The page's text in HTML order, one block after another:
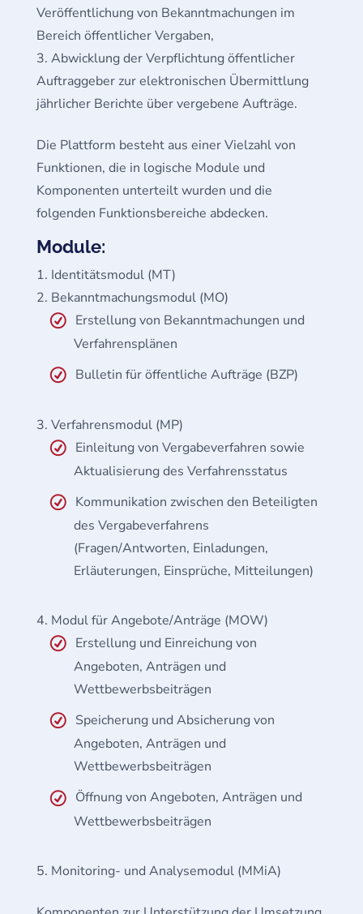
Veröffentlichung von Bekanntmachungen im
Bereich öffentlicher Vergaben,
Abwicklung der Verpflichtung öffentlicher
Auftraggeber zur elektronischen Übermittlung
jährlicher Berichte über vergebene Aufträge.
Die Plattform besteht aus einer Vielzahl von
Funktionen, die in logische Module und
Komponenten unterteilt wurden und die
folgenden Funktionsbereiche abdecken.
Module:
Identitätsmodul (MT)
Bekanntmachungsmodul (MO)
Erstellung von Bekanntmachungen und
Verfahrensplänen
Bulletin für öffentliche Aufträge (BZP)
Verfahrensmodul (MP)
Einleitung von Vergabeverfahren sowie
Aktualisierung des Verfahrensstatus
Kommunikation zwischen den Beteiligten
des Vergabeverfahrens
(Fragen/Antworten, Einladungen,
Erläuterungen, Einsprüche, Mitteilungen)
Modul für Angebote/Anträge (MOW)
Erstellung und Einreichung von
Angeboten, Anträgen und
Wettbewerbsbeiträgen
Speicherung und Absicherung von
Angeboten, Anträgen und
Wettbewerbsbeiträgen
Öffnung von Angeboten, Anträgen und
Wettbewerbsbeiträgen
Monitoring- und Analysemodul (MMiA)